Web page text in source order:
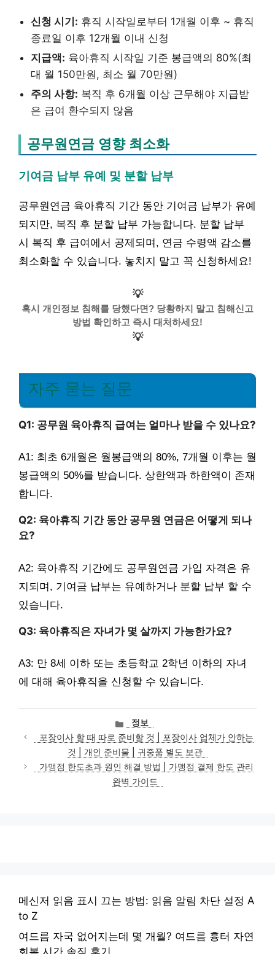
신청 시기: 휴직 시작일로부터 1개월 이후 ~ 휴직
종료일 이후 12개월 이내 신청
지급액: 육아휴직 시작일 기준 봉급액의 80%(최
대 월 150만원, 최소 월 70만원)
주의 사항: 복직 후 6개월 이상 근무해야 지급받
은 급여 환수되지 않음
공무원연금 영향 최소화
기여금 납부 유예 및 분할 납부
공무원연금 육아휴직 기간 동안 기여금 납부가 유예
되지만, 복직 후 분할 납부 가능합니다. 분할 납부
시 복직 후 급여에서 공제되며, 연금 수령액 감소를
최소화할 수 있습니다. 놓치지 말고 꼭 신청하세요!
💡
혹시 개인정보 침해를 당했다면? 당황하지 말고 침해신고
방법 확인하고 즉시 대처하세요!
💡
자주 묻는 질문
Q1: 공무원 육아휴직 급여는 얼마나 받을 수 있나요?
A1: 최초 6개월은 월봉급액의 80%, 7개월 이후는 월
봉급액의 50%를 받습니다. 상한액과 하한액이 존재
합니다.
Q2: 육아휴직 기간 동안 공무원 연금은 어떻게 되나
요?
A2: 육아휴직 기간에도 공무원연금 가입 자격은 유
지되며, 기여금 납부는 유예하거나 분할 납부 할 수
있습니다.
Q3: 육아휴직은 자녀가 몇 살까지 가능한가요?
A3: 만 8세 이하 또는 초등학교 2학년 이하의 자녀
에 대해 육아휴직을 신청할 수 있습니다.
카
테
고
리
정보
포장이사 할 때 따로 준비할 것 | 포장이사 업체가 안하는
것 | 개인 준비물 | 귀중품 별도 보관
가맹점 한도초과 원인 해결 방법 | 가맹점 결제 한도 관리
완벽 가이드
메신저 읽음 표시 끄는 방법: 읽음 알림 차단 설정 A
to Z
여드름 자국 없어지는데 몇 개월? 여드름 흉터 자연